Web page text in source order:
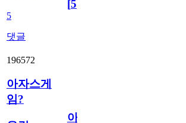
5
댓글
[5]
196572
아자스게
임?
아